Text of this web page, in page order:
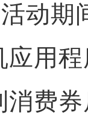
动期
应用
消费